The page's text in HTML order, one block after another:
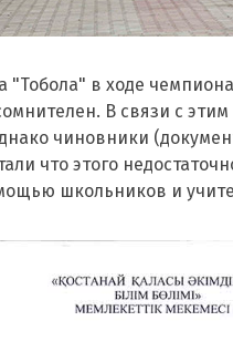
"Тобола" в ходе
В связи с
чиновники
что этого
школьников и